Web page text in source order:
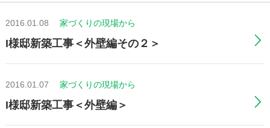
ポ
レ
ー
シ
2016.01.08 家づくりの現場から
I様邸新築工事＜外壁編その２＞
2016.01.07 家づくりの現場から
I様邸新築工事＜外壁編＞